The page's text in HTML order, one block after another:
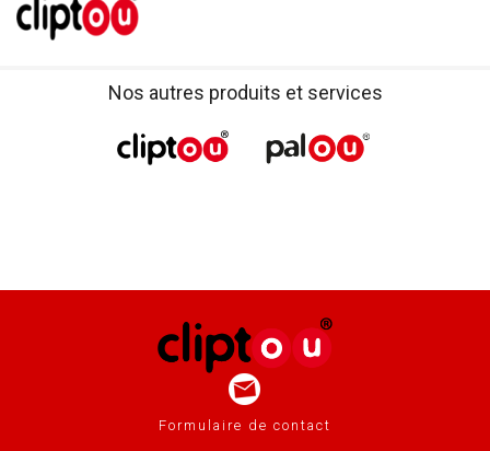
Nos autres produits et services
Formulaire de contact